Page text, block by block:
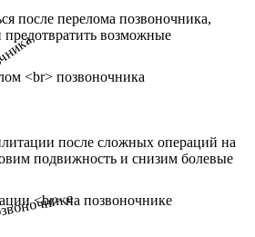
после перелома позвоночника,
возможные
после сложных операций на
подвижность и снизим болевые